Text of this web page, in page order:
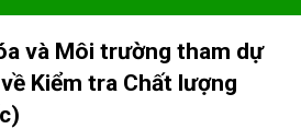
và Môi trường tham dự
Kiểm tra Chất lượng